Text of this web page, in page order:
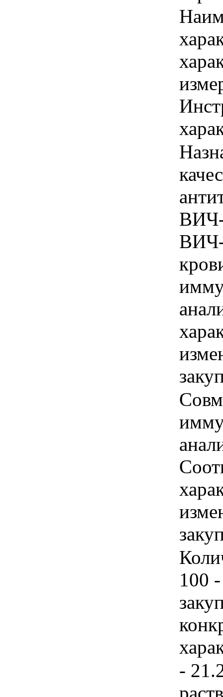
ВИЧ-
ВИЧ-
100
-